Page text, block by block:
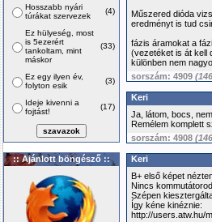
Hosszabb nyári
túrákat szervezek
(4)
Ez hülyeség, most
is 5ezerért
tankoltam, mint
máskor
(33)
Ez egy ilyen év,
folyton esik
(3)
Ideje kivenni a
fojtást!
(17)
:: Ajánlott böngésző ::
Műszered dióda
eredményt is tud
fázis áramokat a
(vezetéket is át kell
különben nem
sorszám: 4909
Keri
Ja, látom, bocs,
Remélem komplett
sorszám: 4908
Keri
B+ első képet
Nincs
Szépen
Így kéne kinéznie:
http://users.atw.hu/